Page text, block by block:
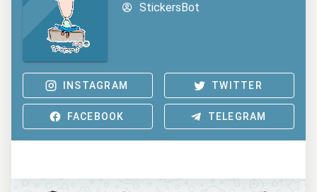
StickersBot
INSTAGRAM TWITTER
FACEBOOK TELEGRAM